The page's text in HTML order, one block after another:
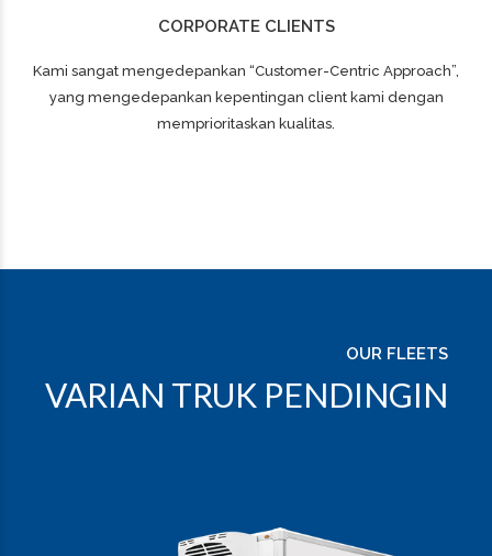
CORPORATE CLIENTS
Kami sangat mengedepankan “Customer-Centric Approach”,
yang mengedepankan kepentingan client kami dengan
memprioritaskan kualitas.
OUR FLEETS
VARIAN TRUK PENDINGIN